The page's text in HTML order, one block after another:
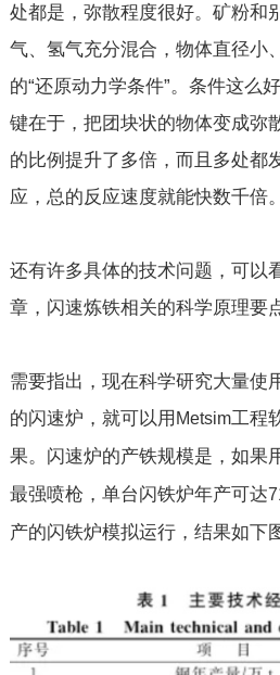
处都是，弥散程度很好。矿粉和
气、氢气充分混合，物体直径小
的“还原动力学条件”。条件这么
键在于，把团块状的物体变成弥
的比例提升了多倍，而且多处都
应，总的反应速度就能快数千倍。
还有许多具体的技术问题，可以
章，闪速炼铁相关的科学原理要
需要指出，现在科学研究大量使
的闪速炉，就可以用 Metsim工程
果。闪速炉的产铁规模是，如果
最强喷枪，单台闪铁炉年产可达
产的闪铁炉模拟运行，结果如下